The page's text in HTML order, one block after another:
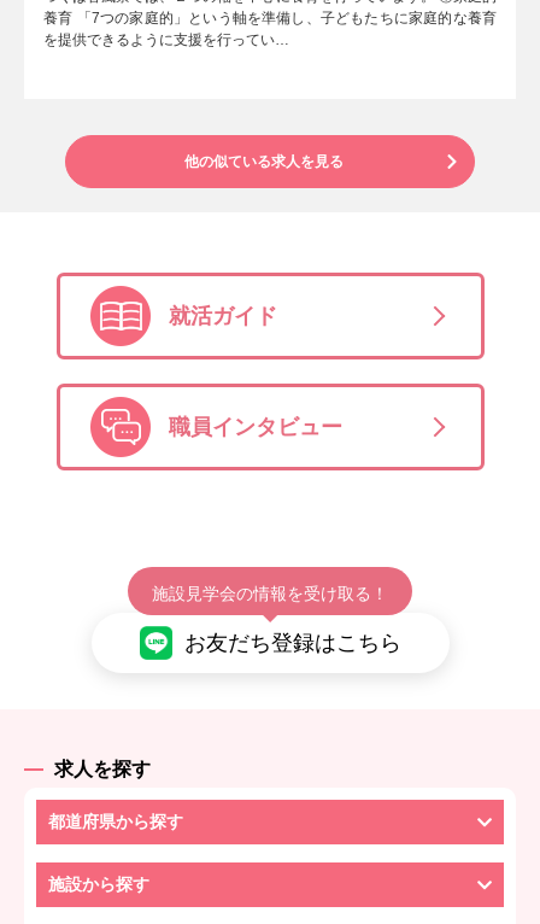
養育 「7つの家庭的」という軸を準備し、子どもたちに家庭的な養育
を提供できるように支援を行ってい…
他の似ている求人を見る
就活ガイド
職員インタビュー
施設見学会の情報を受け取る！
お友だち登録はこちら
求人を探す
都道府県から探す
施設から探す